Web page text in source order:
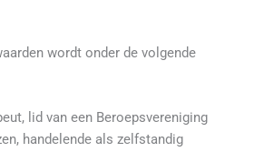
wordt onder de volgende
lid van een Beroepsvereniging
handelende als zelfstandig